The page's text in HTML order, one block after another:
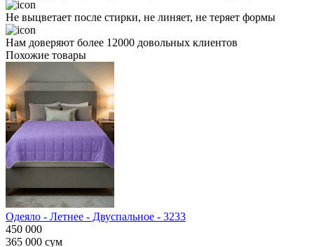
Не выцветает после стирки, не линяет, не теряет формы
Нам доверяют более 12000 довольных клиентов
Похожие товары
Одеяло - Летнее - Двуспальное - 3233
450 000
365 000 сум